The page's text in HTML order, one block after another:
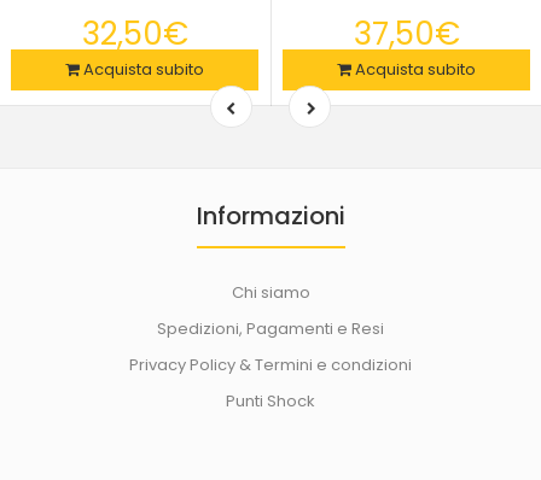
32,50€
Acquista subito
37,50€
Acquista subito
Informazioni
Chi siamo
Spedizioni, Pagamenti e Resi
Privacy Policy & Termini e condizioni
Punti Shock